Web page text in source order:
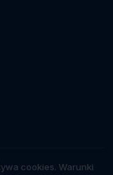
cookies. Warunki